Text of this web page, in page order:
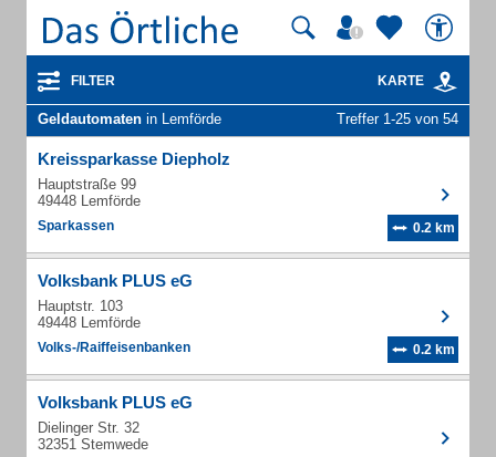
FILTER KARTE
Geldautomaten in Lemförde Treffer 1-25 von 54
Kreissparkasse Diepholz
Hauptstraße 99
49448 Lemförde
Sparkassen 0.2 km
Volksbank PLUS eG
Hauptstr. 103
49448 Lemförde
Volks-/Raiffeisenbanken 0.2 km
Volksbank PLUS eG
Dielinger Str. 32
32351 Stemwede